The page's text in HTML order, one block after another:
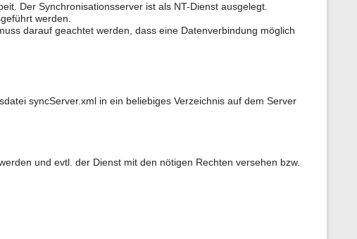
Der Synchronisationsserver ist als NT-Dienst ausgelegt.
werden.
darauf geachtet werden, dass eine Datenverbindung möglich
syncServer.xml in ein beliebiges Verzeichnis auf dem Server
und evtl. der Dienst mit den nötigen Rechten versehen bzw.